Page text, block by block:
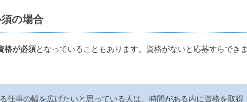
の場合
格が必須となっていることもあります。資格がないと応募すらできま
仕事の幅を広げたいと思っている人は、時間がある内に資格を取得